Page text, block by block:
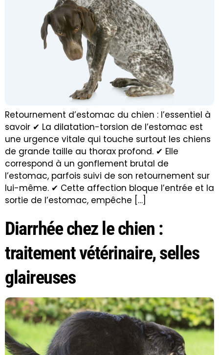
Retournement d’estomac du chien : l’essentiel à
savoir ✔ La dilatation-torsion de l’estomac est
une urgence vitale qui touche surtout les chiens
de grande taille au thorax profond. ✔ Elle
correspond à un gonflement brutal de
l’estomac, parfois suivi de son retournement sur
lui-même. ✔ Cette affection bloque l’entrée et la
sortie de l’estomac, empêche […]
Diarrhée chez le chien :
traitement vétérinaire, selles
glaireuses